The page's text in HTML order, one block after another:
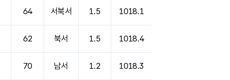
64 서북서 1.5 1018.1
62 북서 1.5 1018.4
70 남서 1.2 1018.3